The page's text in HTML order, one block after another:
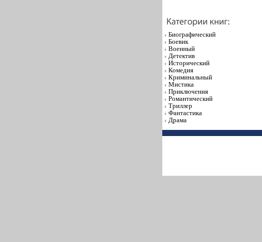
Биографический
Боевик
Военный
Детектив
Исторический
Комедия
Криминальный
Мистика
Приключения
Романтический
Триллер
Фантастика
Драма